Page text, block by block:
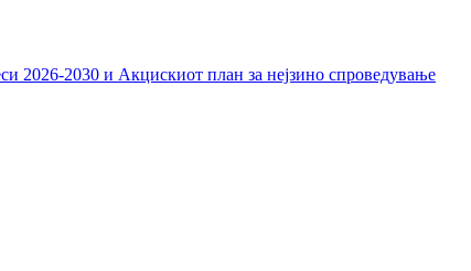
2026-2030 и Акцискиот план за нејзино спроведување